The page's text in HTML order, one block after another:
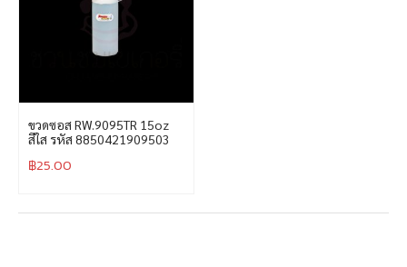
ขวดซอส RW.9095TR 15oz
สีใส รหัส 8850421909503
฿25.00